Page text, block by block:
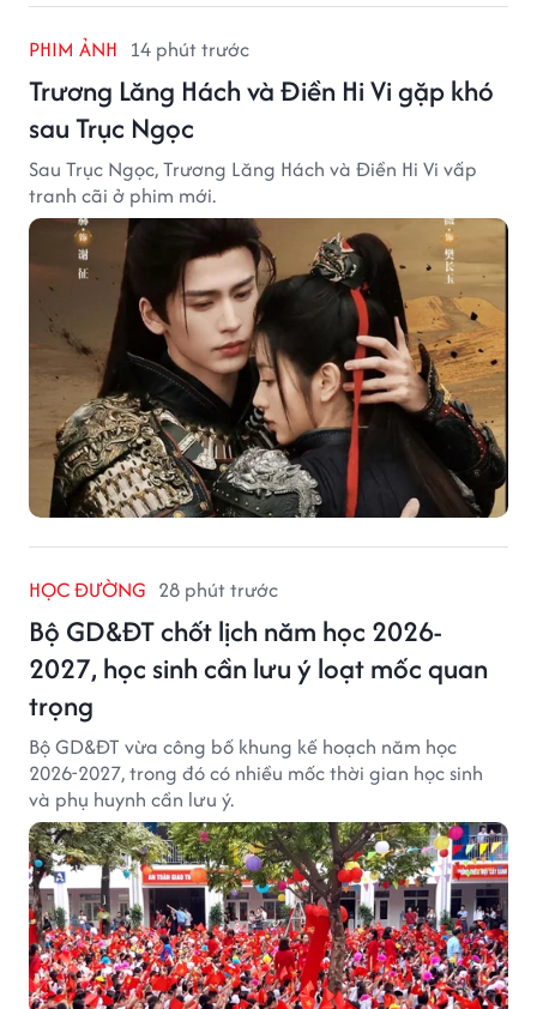
PHIM ẢNH 14 phút trước
Trương Lăng Hách và Điền Hi Vi gặp khó
sau Trục Ngọc
Sau Trục Ngọc, Trương Lăng Hách và Điền Hi Vi vấp
tranh cãi ở phim mới.
HỌC ĐƯỜNG 28 phút trước
Bộ GD&ĐT chốt lịch năm học 2026-
2027, học sinh cần lưu ý loạt mốc quan
trọng
Bộ GD&ĐT vừa công bố khung kế hoạch năm học
2026-2027, trong đó có nhiều mốc thời gian học sinh
và phụ huynh cần lưu ý.